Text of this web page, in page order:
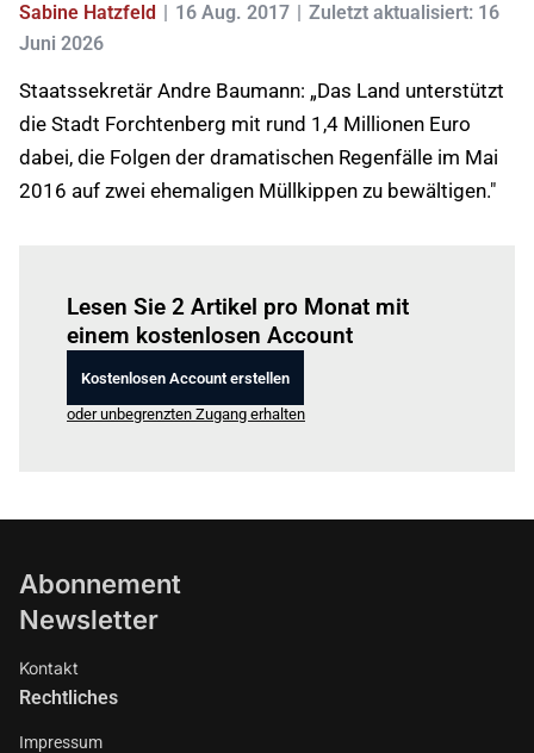
Sabine Hatzfeld 16 Aug. 2017
Zuletzt aktualisiert: 16
Juni 2026
Staatssekretär Andre Baumann: „Das Land unterstützt
die Stadt Forchtenberg mit rund 1,4 Millionen Euro
dabei, die Folgen der dramatischen Regenfälle im Mai
2016 auf zwei ehemaligen Müllkippen zu bewältigen."
Lesen Sie 2 Artikel pro Monat mit
einem kostenlosen Account
Kostenlosen Account erstellen
oder unbegrenzten Zugang erhalten
Abonnement
Newsletter
Kontakt
Rechtliches
Impressum